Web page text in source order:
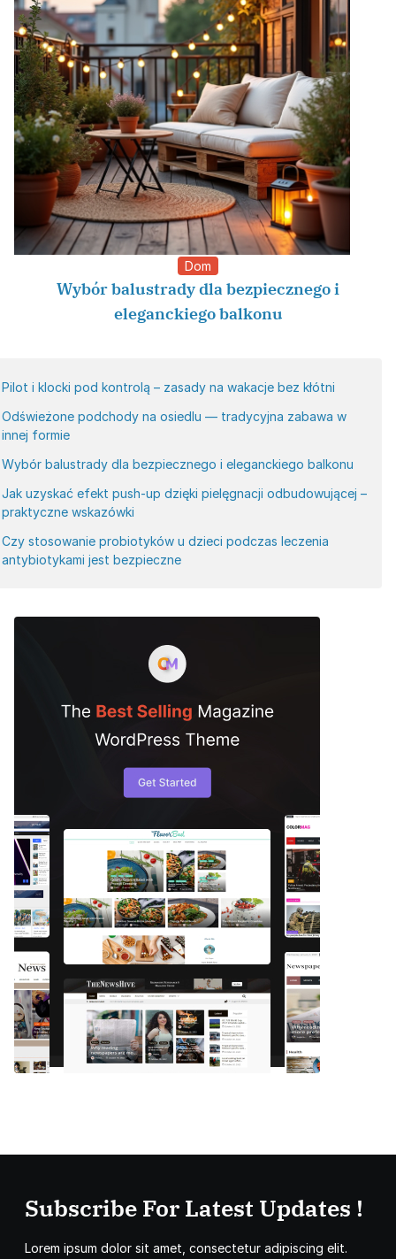
Dom
Wybór balustrady dla bezpiecznego i
eleganckiego balkonu
Pilot i klocki pod kontrolą – zasady na wakacje bez kłótni
Odświeżone podchody na osiedlu — tradycyjna zabawa w
innej formie
Wybór balustrady dla bezpiecznego i eleganckiego balkonu
Jak uzyskać efekt push-up dzięki pielęgnacji odbudowującej –
praktyczne wskazówki
Czy stosowanie probiotyków u dzieci podczas leczenia
antybiotykami jest bezpieczne
Subscribe For Latest Updates !
Lorem ipsum dolor sit amet, consectetur adipiscing elit.